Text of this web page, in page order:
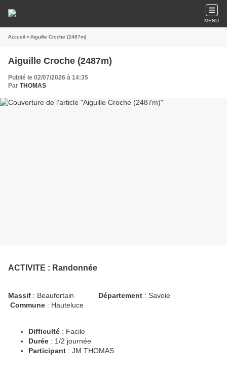
MENU
Accueil » Aiguille Croche (2487m)
Aiguille Croche (2487m)
Publié le 02/07/2026 à 14:35
Par THOMAS
ACTIVITE : Randonnée
Massif : Beaufortain Département : Savoie
Commune : Hauteluce
Difficulté : Facile
Durée : 1/2 journée
Participant : JM THOMAS